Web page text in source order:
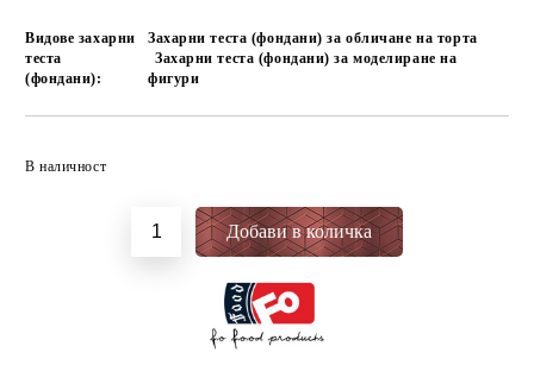
Видове захарни
теста
(фондани):
Захарни теста (фондани) за обличане на торта
Захарни теста (фондани) за моделиране на
фигури
В наличност